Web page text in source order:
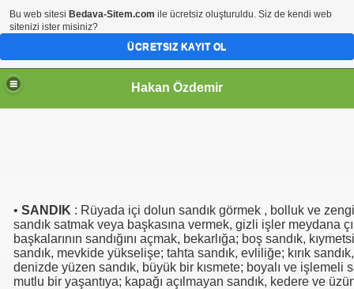
Hakan Özdemir
• SANDIK : Rüyada içi dolun sandık görmek , bolluk ve
sandık satmak veya başkasına vermek, gizli işler meydana
başkalarının sandığını açmak, bekarlığa; boş sandık,
sandık, mevkide yükselişe; tahta sandık, evliliğe; kırık
denizde yüzen sandık, büyük bir kısmete; boyalı ve işlemeli
mutlu bir yaşantıya; kapağı açılmayan sandık, kedere ve
Bu web sitesi Bedava-Sitem.com ile ücretsiz oluşturuldu. Siz de kendi web
sitenizi ister misiniz?
ÜCRETSIZ KAYIT OL